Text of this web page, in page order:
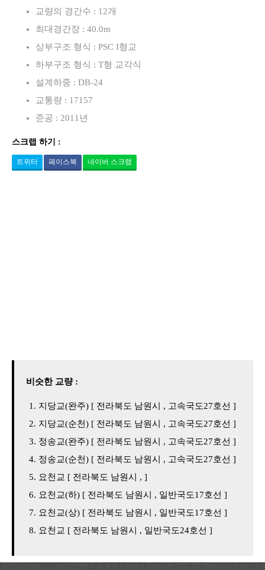
교량의 경간수 : 12개
최대경간장 : 40.0m
상부구조 형식 : PSC I형교
하부구조 형식 : T형 교각식
설계하중 : DB-24
교통량 : 17157
준공 : 2011년
스크랩 하기 :
트위터 페이스북 네이버 스크랩
비슷한 교량 :
지당교(완주) [ 전라북도 남원시 , 고속국도27호선 ]
지당교(순천) [ 전라북도 남원시 , 고속국도27호선 ]
정송교(완주) [ 전라북도 남원시 , 고속국도27호선 ]
정송교(순천) [ 전라북도 남원시 , 고속국도27호선 ]
요천교 [ 전라북도 남원시 , ]
요천교(하) [ 전라북도 남원시 , 일반국도17호선 ]
요천교(상) [ 전라북도 남원시 , 일반국도17호선 ]
요천교 [ 전라북도 남원시 , 일반국도24호선 ]